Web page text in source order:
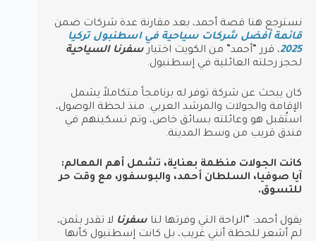
نسترجع هنا قصة أحمد، بعد مقارنة عدة شركات ضمن
قائمة أفضل شركات سياحية في اسطنبول تركيا
2025، قرر “أحمد” من الكويت اختيارسفرنا السياحية
لحجز رحلته العائلية في إسطنبول.
كان يبحث عن شركة توفر له برنامجاً متكاملاً يشمل
الإقامة والجولات والمرشد العربي. منذ لحظة الوصول،
استُقبل هو وعائلته بسائق خاص، وتم تسكينهم في
فندق قريب من وسط المدينة.
كانت الجولات منظمة بعناية، تشمل أهم المعالم:
آيا صوفيا، السلطان أحمد، والبوسفور، مع وقت حر
للتسوق.
يقول أحمد: “الراحة التي وفرتها لنا سفرنا لا تقدر بثمن،
لم أشعر للحظة أنني غريب، بل كانت إسطنبول كأنها